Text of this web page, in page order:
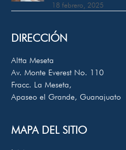
18 febrero, 2025
DIRECCIÓN
Altta Meseta
Av. Monte Everest No. 110
Fracc. La Meseta,
Apaseo el Grande, Guanajuato
MAPA DEL SITIO